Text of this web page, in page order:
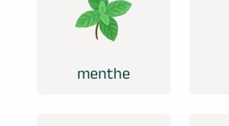
menthe